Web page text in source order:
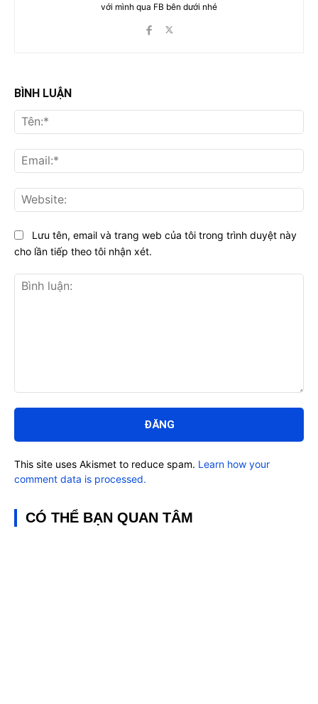
với mình qua FB bên dưới nhé
BÌNH LUẬN
luận:
Lưu tên, email và trang web của tôi trong trình duyệt này
cho lần tiếp theo tôi nhận xét.
This site uses Akismet to reduce spam. Learn how your
comment data is processed.
CÓ THỂ BẠN QUAN TÂM